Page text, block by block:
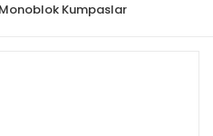
Kumpaslar